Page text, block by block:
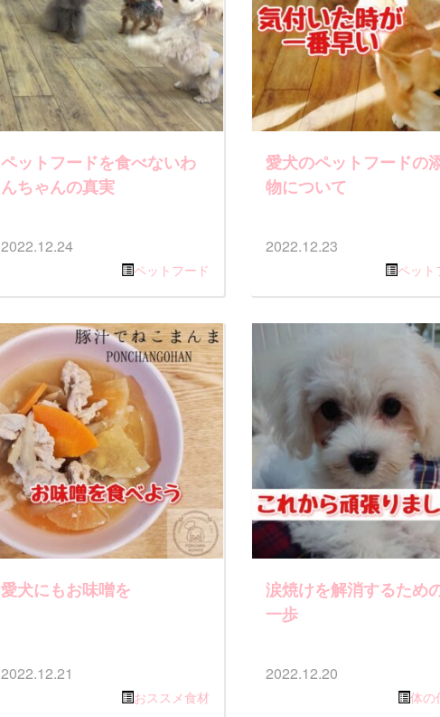
ペットフードを食べないわ
んちゃんの真実
2022.12.24
ペットフード
愛犬のペットフードの
物について
2022.12.23
ペット
愛犬にもお味噌を
2022.12.21
おススメ食材
涙焼けを解消するため
一歩
2022.12.20
体の